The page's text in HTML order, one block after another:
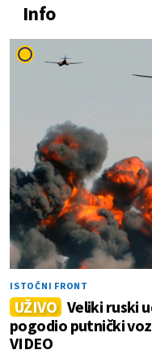
Info
ISTOČNI FRONT
UŽIVO Veliki ruski
pogodio putnički
VIDEO